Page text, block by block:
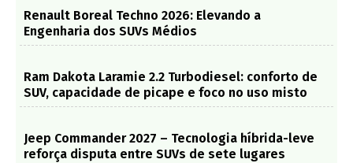
Renault Boreal Techno 2026: Elevando a
Engenharia dos SUVs Médios
Ram Dakota Laramie 2.2 Turbodiesel: conforto de
SUV, capacidade de picape e foco no uso misto
Jeep Commander 2027 – Tecnologia híbrida-leve
reforça disputa entre SUVs de sete lugares